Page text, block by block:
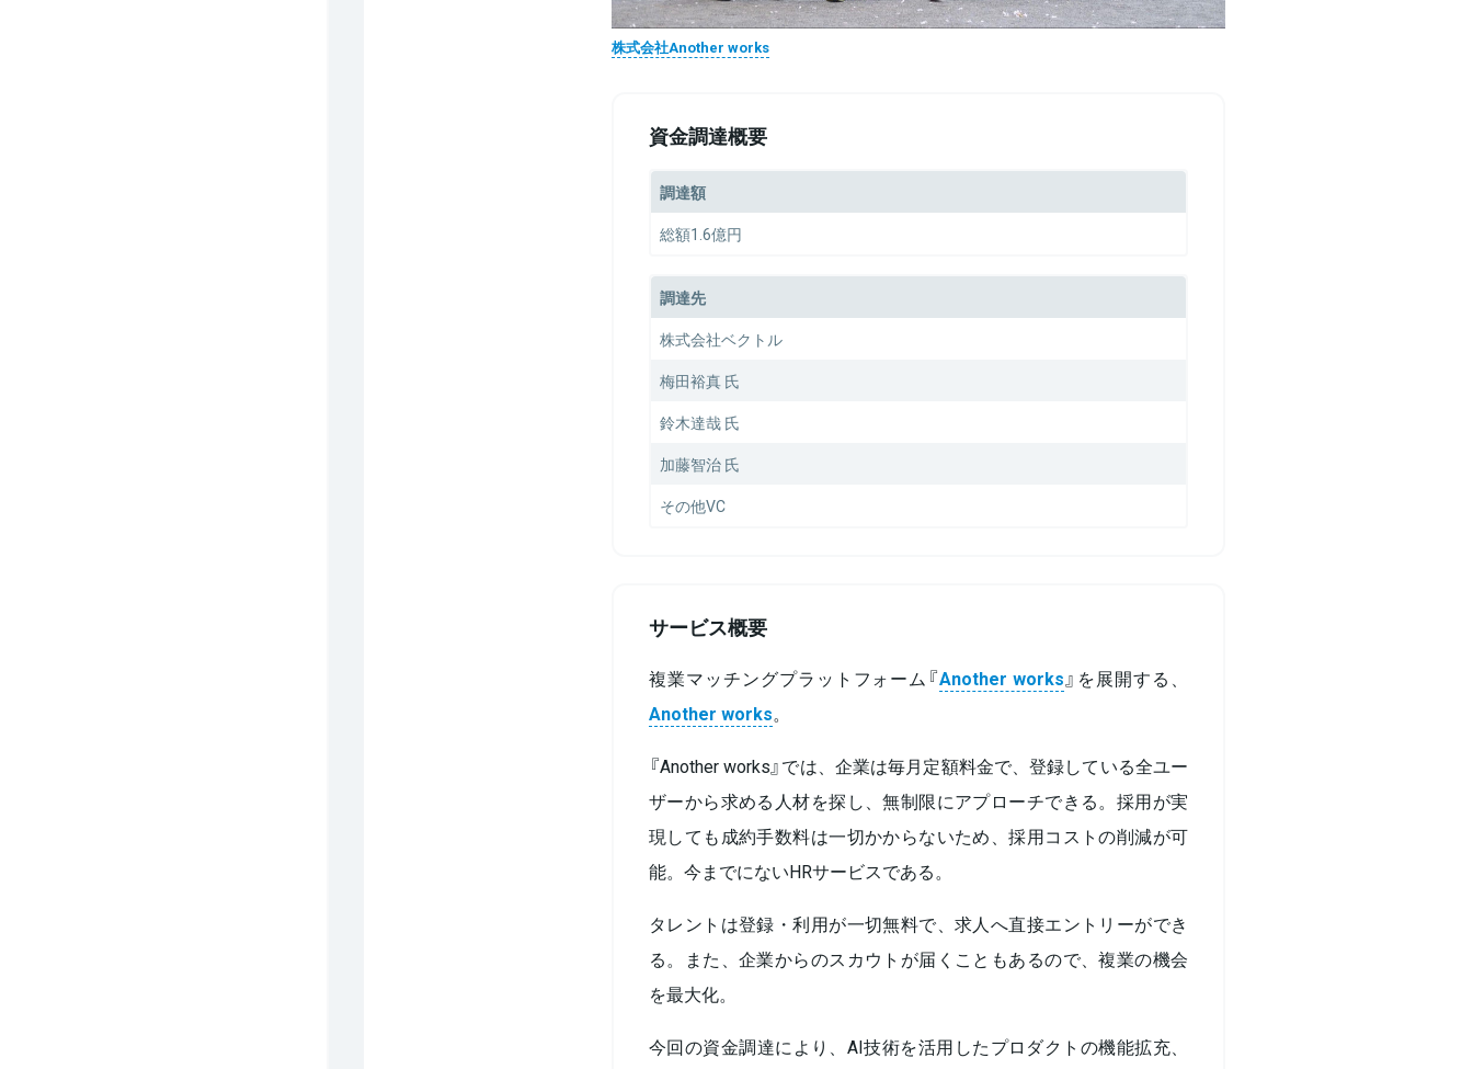
株式会社Another works
資金調達概要
調達額
総額1.6億円
調達先
株式会社ベクトル
梅田裕真 氏
鈴木達哉 氏
加藤智治 氏
その他VC
サービス概要
複業マッチングプラットフォーム『Another works』を展開する、
Another works。
『Another works』では、企業は毎月定額料金で、登録している全ユー
ザーから求める人材を探し、無制限にアプローチできる。採用が実
現しても成約手数料は一切かからないため、採用コストの削減が可
能。今までにないHRサービスである。
タレントは登録・利用が一切無料で、求人へ直接エントリーができ
る。また、企業からのスカウトが届くこともあるので、複業の機会
を最大化。
今回の資金調達により、AI技術を活用したプロダクトの機能拡充、